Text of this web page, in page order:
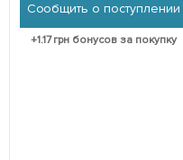
Сообщить о поступлении
+1.17грн бонусов за покупку